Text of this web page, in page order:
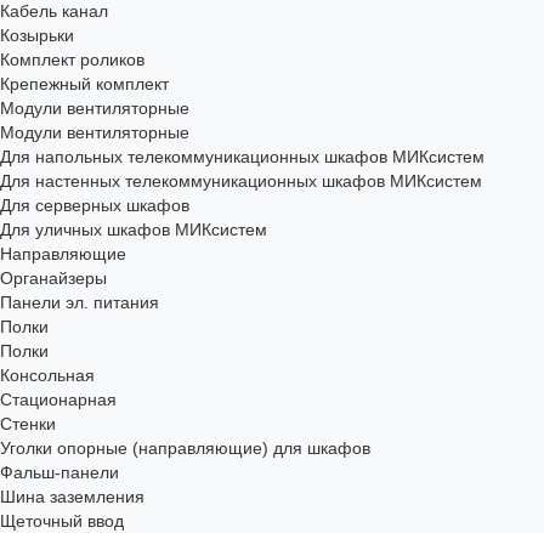
Кабель канал
Козырьки
Комплект роликов
Крепежный комплект
Модули вентиляторные
Модули вентиляторные
Для напольных телекоммуникационных шкафов МИКсистем
Для настенных телекоммуникационных шкафов МИКсистем
Для серверных шкафов
Для уличных шкафов МИКсистем
Направляющие
Органайзеры
Панели эл. питания
Полки
Полки
Консольная
Стационарная
Стенки
Уголки опорные (направляющие) для шкафов
Фальш-панели
Шина заземления
Щеточный ввод